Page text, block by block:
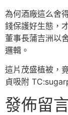
為何酒廠這么舍
錢保護好生態，
董事長蒲吉洲以
邏輯。
這片茂盛植被，
貞吸附
發佈留